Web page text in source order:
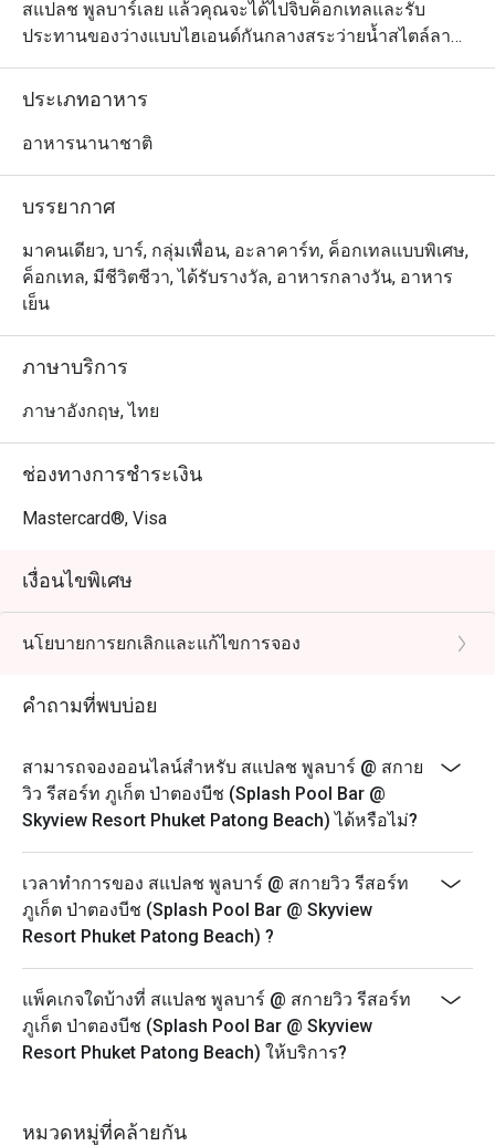
สแปลช พูลบาร์เลย แล้วคุณจะได้ไปจิบค็อกเทลและรับ
ประทานของว่างแบบไฮเอนด์กันกลางสระว่ายน้ำสไตล์ลา
กูนขนาดใหญ่ในสกายวิว รีสอร์ท ภูเก็ต ป่าตองบีช ร้านนี้เป็น
สวิมอัพบาร์ที่มีเก้าอี้บาร์ให้นั่งโดยไม่ต้องขึ้นจากน้ำ พร้อม
รสให้บริการหากคุณรู้สึกหิวด้วย เช่น ของทานเล่นอย่างปอ
ประเภทอาหาร
อาหารนานาชาติ
บรรยากาศ
มาคนเดียว, บาร์, กลุ่มเพื่อน, อะลาคาร์ท, ค็อกเทลแบบพิเศษ,
ค็อกเทล, มีชีวิตชีวา, ได้รับรางวัล, อาหารกลางวัน, อาหาร
เย็น
ภาษาบริการ
ภาษาอังกฤษ, ไทย
ช่องทางการชำระเงิน
Mastercard®, Visa
เงื่อนไขพิเศษ
นโยบายการยกเลิกและแก้ไขการจอง
คำถามที่พบบ่อย
สามารถจองออนไลน์สำหรับ สแปลช พูลบาร์ @ สกาย
วิว รีสอร์ท ภูเก็ต ป่าตองบีช (Splash Pool Bar @
Skyview Resort Phuket Patong Beach) ได้หรือไม่?
เวลาทำการของ สแปลช พูลบาร์ @ สกายวิว รีสอร์ท
ภูเก็ต ป่าตองบีช (Splash Pool Bar @ Skyview
Resort Phuket Patong Beach) ?
แพ็คเกจใดบ้างที่ สแปลช พูลบาร์ @ สกายวิว รีสอร์ท
ภูเก็ต ป่าตองบีช (Splash Pool Bar @ Skyview
Resort Phuket Patong Beach) ให้บริการ?
หมวดหมู่ที่คล้ายกัน